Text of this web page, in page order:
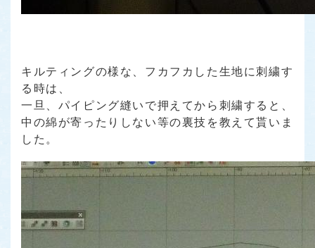
キルティングの様な、フカフカした生地に刺繍す
る時は、
一旦、パイピング縫いで押えてから刺繍すると、
中の綿が寄ったりしない等の裏技を教えて貰いま
した。